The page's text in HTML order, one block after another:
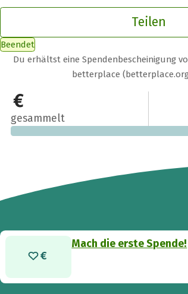
Teilen
Beendet
Du erhältst eine Spendenbescheinigung
betterplace (betterplace.org
0 €
gesammelt
Mach die erste Spende!